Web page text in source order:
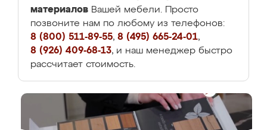
материалов Вашей мебели. Просто
позвоните нам по любому из телефонов:
8 (800) 511-89-55, 8 (495) 665-24-01,
8 (926) 409-68-13, и наш менеджер быстро
рассчитает стоимость.